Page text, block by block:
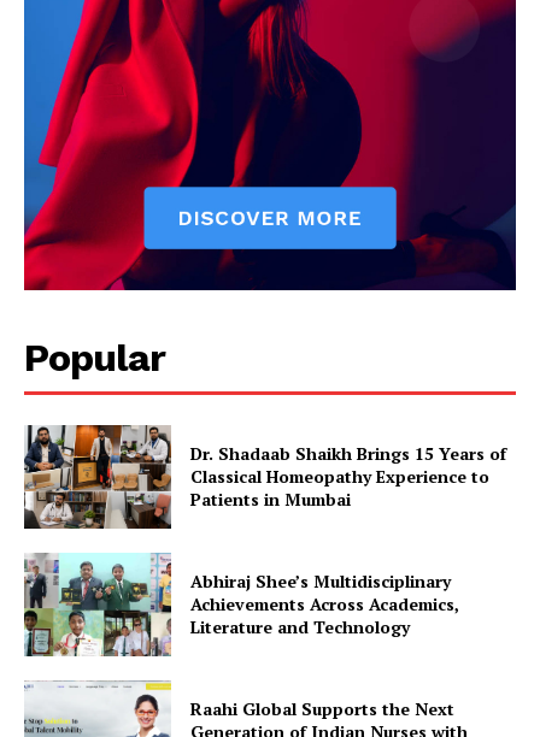
Popular
Dr. Shadaab Shaikh Brings 15 Years of
Classical Homeopathy Experience to
Patients in Mumbai
Abhiraj Shee’s Multidisciplinary
Achievements Across Academics,
Literature and Technology
Raahi Global Supports the Next
Generation of Indian Nurses with